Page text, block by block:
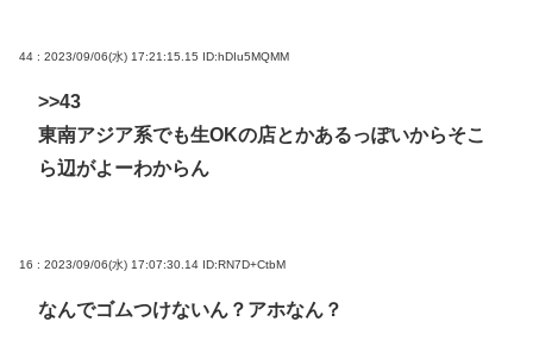
44 : 2023/09/06(水) 17:21:15.15 ID:hDIu5MQMM
>>43
東南アジア系でも生OKの店とかあるっぽいからそこ
ら辺がよーわからん
16 : 2023/09/06(水) 17:07:30.14 ID:RN7D+CtbM
なんでゴムつけないん？アホなん？